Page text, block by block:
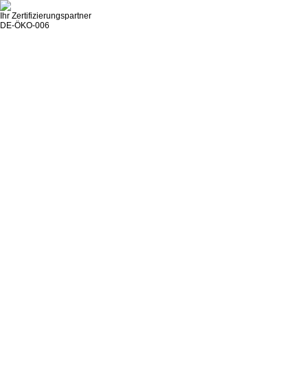
Ihr Zertifizierungspartner
DE-ÖKO-006